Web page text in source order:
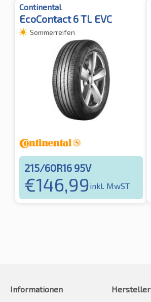
Continental
EcoContact 6 TL EVC
Sommerreifen
215/60R16 95V
€146,99inkl. MwST
Informationen
Hersteller